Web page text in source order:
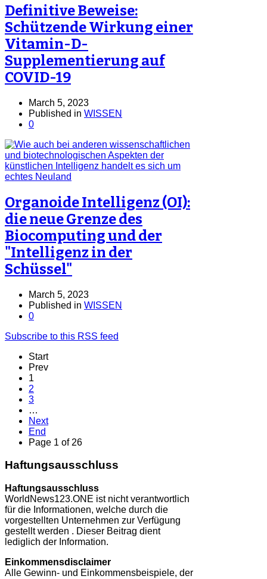
Definitive Beweise:
Schützende Wirkung einer
Vitamin-D-
Supplementierung auf
COVID-19
March 5, 2023
Published in WISSEN
0
Organoide Intelligenz (OI):
die neue Grenze des
Biocomputing und der
"Intelligenz in der
Schüssel"
March 5, 2023
Published in WISSEN
0
Subscribe to this RSS feed
Start
Prev
1
2
3
…
Next
End
Page 1 of 26
Haftungsausschluss
Haftungsausschluss
WorldNews123.ONE ist nicht verantwortlich
für die Informationen, welche durch die
vorgestellten Unternehmen zur Verfügung
gestellt werden . Dieser Beitrag dient
lediglich der Information.
Einkommensdisclaimer
Alle Gewinn- und Einkommensbeispiele, der